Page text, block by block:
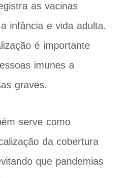
as vacinas
infância e vida adulta.
é importante
imunes a
graves.
serve como
da cobertura
que pandemias